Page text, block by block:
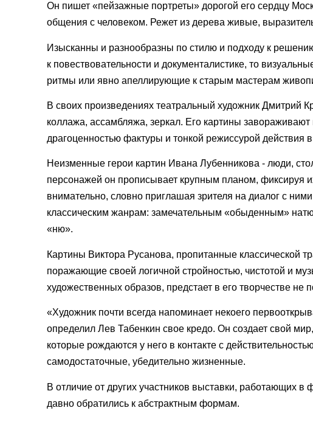
Он пишет «пейзажные портреты» дорогой его сердцу
общения с человеком. Режет из дерева живые,
Изысканны и разнообразны по стилю и подходу к
к повествовательности и документалистике, то
ритмы или явно апеллирующие к старым мастерам
В своих произведениях театральный художник Дмитрий
коллажа, ассамбляжа, зеркал. Его картины
драгоценностью фактуры и тонкой режиссурой действия
Неизменные герои картин Ивана Лубенникова - люди,
персонажей он прописывает крупным планом, фиксируя
внимательно, словно приглашая зрителя на диалог с
классическим жанрам: замечательным «обыденным»
«ню».
Картины Виктора Русанова, пропитанные классической
поражающие своей логичной стройностью, чистотой и
художественных образов, предстает в его творчестве не
«Художник почти всегда напоминает некоего
определил Лев Табенкин свое кредо. Он создает свой
которые рождаются у него в контакте с
самодостаточные, убедительно жизненные.
В отличие от других участников выставки, работающих
давно обратились к абстрактным формам.